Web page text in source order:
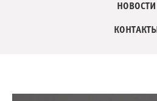
НОВОСТИ
КОНТАКТЫ